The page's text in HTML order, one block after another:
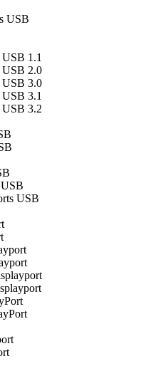
USB
1.1
USB 2.0
USB 3.0
3.1
USB 3.2
USB